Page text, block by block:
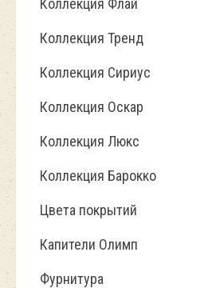
Коллекция Флай
Коллекция Тренд
Коллекция Сириус
Коллекция Оскар
Коллекция Люкс
Коллекция Барокко
Цвета покрытий
Капители Олимп
Фурнитура